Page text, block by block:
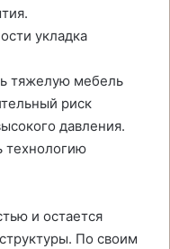
укладка
тяжелую мебель
риск
давления.
технологию
и остается
По своим